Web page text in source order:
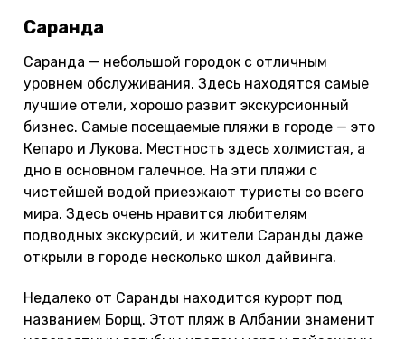
Саранда
Саранда — небольшой городок с отличным
уровнем обслуживания. Здесь находятся самые
лучшие отели, хорошо развит экскурсионный
бизнес. Самые посещаемые пляжи в городе — это
Кепаро и Лукова. Местность здесь холмистая, а
дно в основном галечное. На эти пляжи с
чистейшей водой приезжают туристы со всего
мира. Здесь очень нравится любителям
подводных экскурсий, и жители Саранды даже
открыли в городе несколько школ дайвинга.
Недалеко от Саранды находится курорт под
названием Борщ. Этот пляж в Албании знаменит